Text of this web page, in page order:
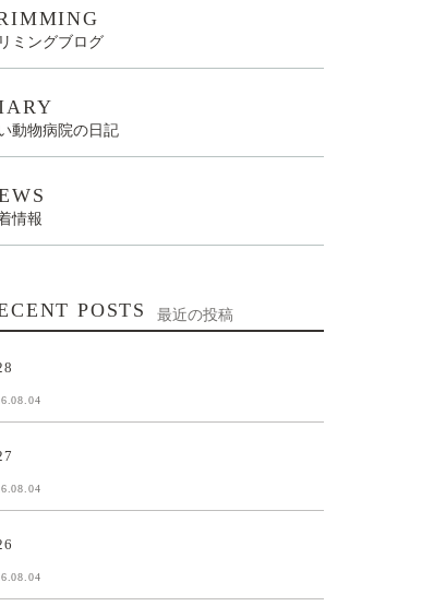
ミングブログ
動物病院の日記
情報
POSTS 最近の投稿